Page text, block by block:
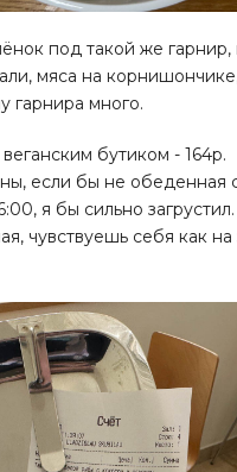
под такой же гарнир,
мяса на
гарнира много.
бутиком - 164р.
если бы не обеденная
я бы сильно
чувствуешь себя как